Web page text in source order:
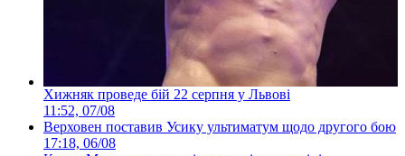
Хижняк проведе бій 22 серпня у Львові
11:52, 07/08
Верховен поставив Усику ультиматум щодо другого бою
17:18, 06/08